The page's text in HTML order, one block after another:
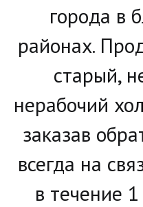
города в
районах.
старый,
нерабочий
заказав
всегда на
в течение